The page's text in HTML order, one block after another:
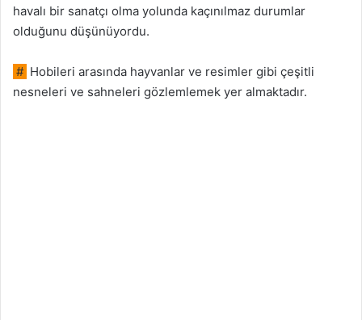
havalı bir sanatçı olma yolunda kaçınılmaz durumlar
olduğunu düşünüyordu.
# Hobileri arasında hayvanlar ve resimler gibi çeşitli
nesneleri ve sahneleri gözlemlemek yer almaktadır.